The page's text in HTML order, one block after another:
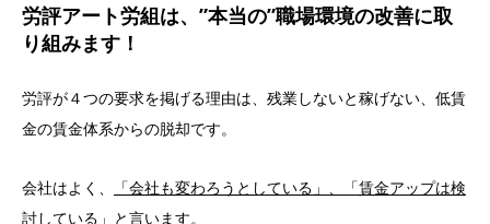
労評アート労組は、”本当の”職場環境の改善に取
り組みます！
労評が４つの要求を掲げる理由は、残業しないと稼げない、低賃
金の賃金体系からの脱却です。
会社はよく、
「会社も変わろうとしている」、「賃金アップは検
討している」 と言います。